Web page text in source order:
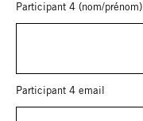
Participant 4 (nom/prénom)
Participant 4 email